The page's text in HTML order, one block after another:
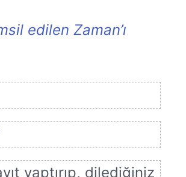
edilen Zaman’ı
yaptırıp, dilediğiniz